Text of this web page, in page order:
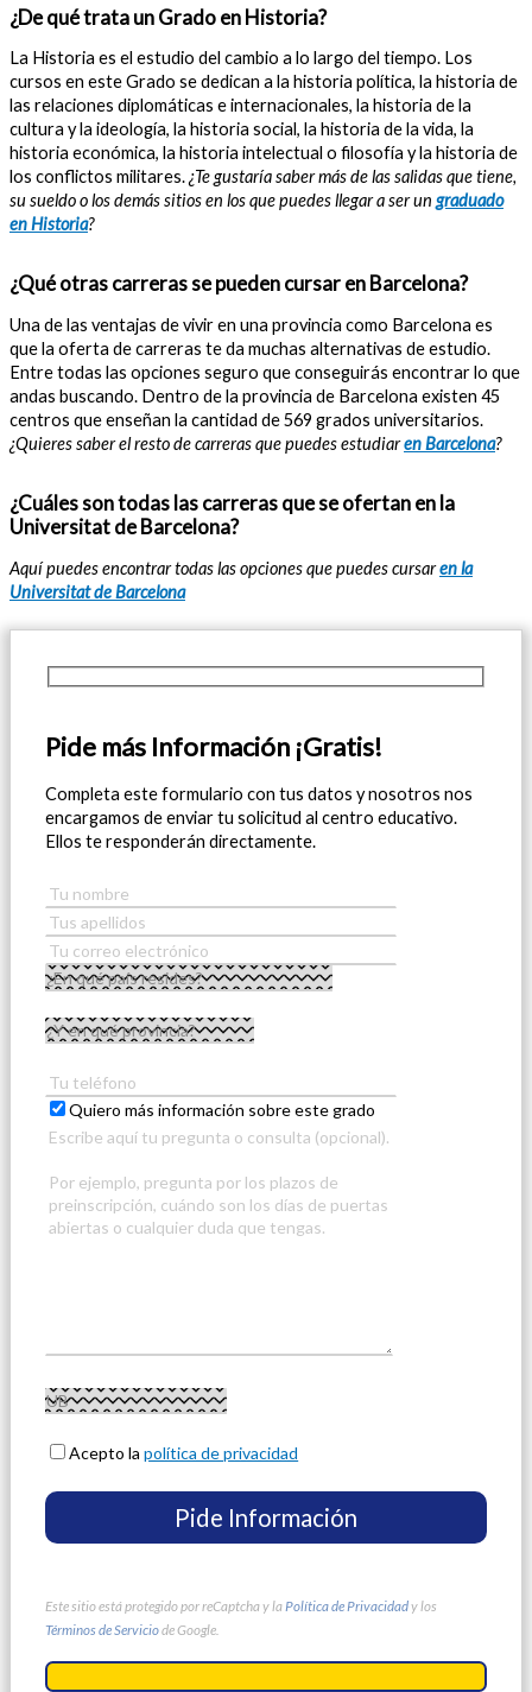
¿De qué trata un Grado en Historia?
La Historia es el estudio del cambio a lo largo del tiempo. Los
cursos en este Grado se dedican a la historia política, la historia de
las relaciones diplomáticas e internacionales, la historia de la
cultura y la ideología, la historia social, la historia de la vida, la
historia económica, la historia intelectual o filosofía y la historia de
los conflictos militares.¿Te gustaría saber más de las salidas que tiene,
su sueldo o los demás sitios en los que puedes llegar a ser un graduado
en Historia?
¿Qué otras carreras se pueden cursar en Barcelona?
Una de las ventajas de vivir en una provincia como Barcelona es
que la oferta de carreras te da muchas alternativas de estudio.
Entre todas las opciones seguro que conseguirás encontrar lo que
andas buscando. Dentro de la provincia de Barcelona existen 45
centros que enseñan la cantidad de 569 grados universitarios.
¿Quieres saber el resto de carreras que puedes estudiaren Barcelona?
¿Cuáles son todas las carreras que se ofertan en la
Universitat de Barcelona?
Aquí puedes encontrar todas las opciones que puedes cursaren la
Universitat de Barcelona
Pide más Información ¡Gratis!
Completa este formulario con tus datos y nosotros nos
encargamos de enviar tu solicitud al centro educativo.
Ellos te responderán directamente.
Quiero más información sobre este grado
Acepto lapolítica de privacidad
Este sitio está protegido por reCaptcha y la Política de Privacidady los
Términos de Serviciode Google.